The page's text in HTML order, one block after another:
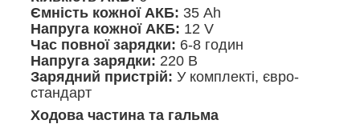
Ємність кожної АКБ: 35 Ah
Напруга кожної АКБ: 12 V
Час повної зарядки: 6-8 годин
Напруга зарядки: 220 В
Зарядний пристрій: У комплекті, євро-
стандарт
Ходова частина та гальма